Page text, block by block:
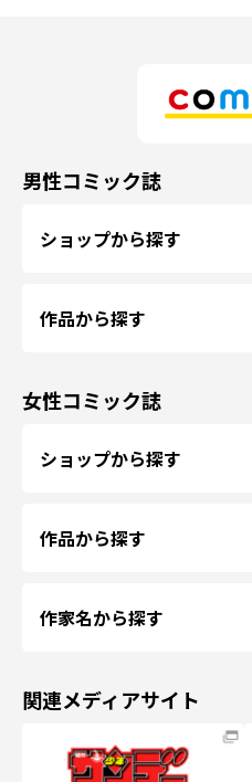
男性コミック誌
ショップから探す
作品から探す
女性コミック誌
ショップから探す
作品から探す
作家名から探す
関連メディアサイト